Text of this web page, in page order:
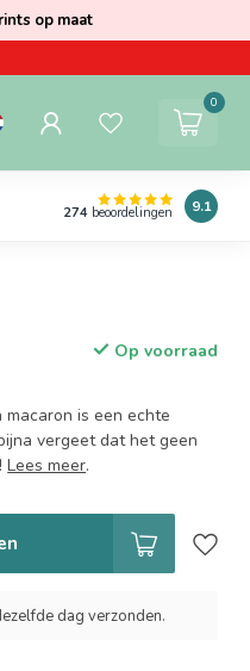
op maat
0
274 beoordelingen 9.1
Op voorraad
is een echte
vergeet dat het geen
Lees meer.
dag verzonden.